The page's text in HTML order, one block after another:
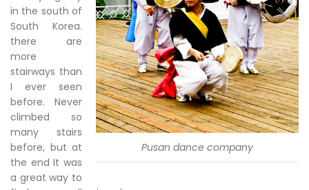
Pusan dance company
in the south of
South Korea.
there are
more
stairways than
I ever seen
before. Never
climbed so
many stairs
before, but at
the end It was
a great way to